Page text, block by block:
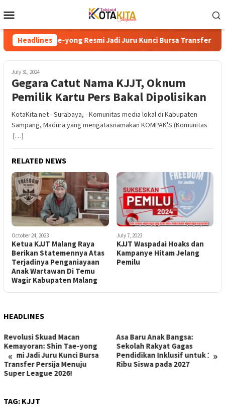
to
Menu
Headlines
Tae-yong Resmi Jadi Juru Kunci Bursa Transfer Persija Menuju
July 31, 2024
Gegara Catut Nama KJJT, Oknum
Pemilik Kartu Pers Bakal Dipolisikan
KotaKita.net - Surabaya, - Komunitas media lokal di Kabupaten
Sampang, Madura yang mengatasnamakan KOMPAK'S (Komunitas
[…]
RELATED NEWS
October 24, 2023
Ketua KJJT Malang Raya
Berikan Statemennya Atas
Terjadinya Penganiayaan
Anak Wartawan Di Temu
Wagir Kabupaten Malang
July 7, 2023
KJJT Waspadai Hoaks dan
Kampanye Hitam Jelang
Pemilu
HEADLINES
« »
Asa Baru Anak Bangsa:
Sekolah Rakyat Gagas
Pendidikan Inklusif untuk 150
Ribu Siswa pada 2027
Skandal Kelam Mamuju: Gadis
Belia Jadi Korban Kekerasan
Seksual Berjamaah, Libatkan
Paman dan Pelaku di Bawah
TAG: KJJT